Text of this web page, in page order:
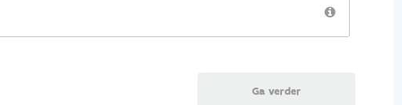
Ga verder